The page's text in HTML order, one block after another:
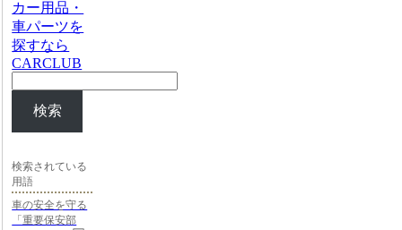
カー用品・
車パーツを
探すなら
CARCLUB
検索
検索されている
用語
車の安全を守る
「重要保安部